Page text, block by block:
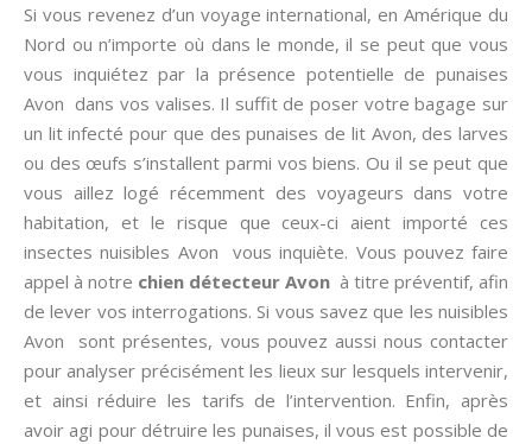
Si vous revenez d’un voyage international, en Amérique du
Nord ou n’importe où dans le monde, il se peut que vous
vous inquiétez par la présence potentielle de punaises
Avon dans vos valises. Il suffit de poser votre bagage sur
un lit infecté pour que des punaises de lit Avon, des larves
ou des œufs s’installent parmi vos biens. Ou il se peut que
vous aillez logé récemment des voyageurs dans votre
habitation, et le risque que ceux-ci aient importé ces
insectes nuisibles Avon vous inquiète. Vous pouvez faire
appel à notre chien détecteur Avon à titre préventif, afin
de lever vos interrogations. Si vous savez que les nuisibles
Avon sont présentes, vous pouvez aussi nous contacter
pour analyser précisément les lieux sur lesquels intervenir,
et ainsi réduire les tarifs de l’intervention. Enfin, après
avoir agi pour détruire les punaises, il vous est possible de